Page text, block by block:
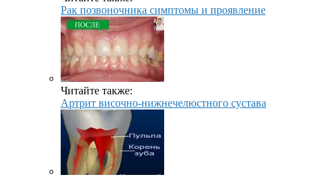
Рак позвоночника симптомы и проявление
Читайте также:
Артрит височно-нижнечелюстного сустава